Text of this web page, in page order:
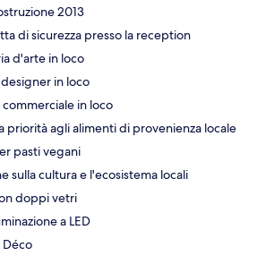
2013
di sicurezza presso la reception
d'arte in loco
in loco
in loco
priorità agli alimenti di provenienza locale
pasti vegani
sulla cultura e l'ecosistema locali
doppi vetri
a LED
Déco